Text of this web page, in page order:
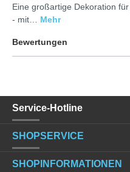
Eine großartige Dekoration
- mit… Mehr
Bewertungen
Service-Hotline
SHOPSERVICE
SHOPINFORMATIONEN